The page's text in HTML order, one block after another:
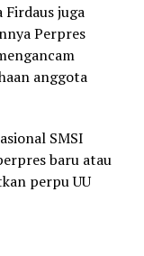
Firdaus juga
Perpres
anggota
SMSI
baru atau
perpu UU